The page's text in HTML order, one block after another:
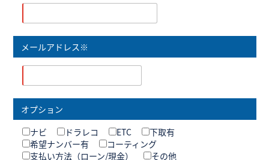
メールアドレス※
オプション
ナビ
ドラレコ ETC
下取有
希望ナンバー有
コーティング
支払い方法（ローン/現金）
その他